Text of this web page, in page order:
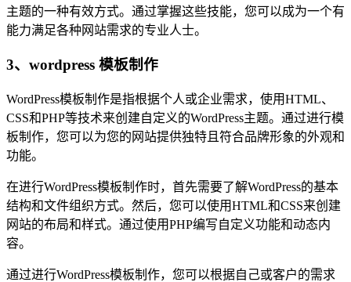
主题的一种有效方式。通过掌握这些技能，您可以成为一个有
能力满足各种网站需求的专业人士。
3、wordpress 模板制作
WordPress模板制作是指根据个人或企业需求，使用HTML、
CSS和PHP等技术来创建自定义的WordPress主题。通过进行模
板制作，您可以为您的网站提供独特且符合品牌形象的外观和
功能。
在进行WordPress模板制作时，首先需要了解WordPress的基本
结构和文件组织方式。然后，您可以使用HTML和CSS来创建
网站的布局和样式。通过使用PHP编写自定义功能和动态内
容。
通过进行WordPress模板制作，您可以根据自己或客户的需求